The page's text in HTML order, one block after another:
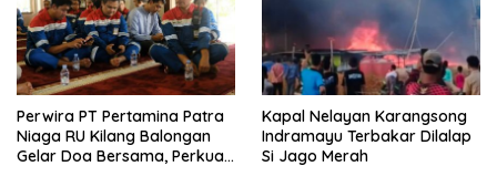
Perwira PT Pertamina Patra
Niaga RU Kilang Balongan
Gelar Doa Bersama, Perkuat
Kapal Nelayan Karangsong
Indramayu Terbakar Dilalap
Si Jago Merah